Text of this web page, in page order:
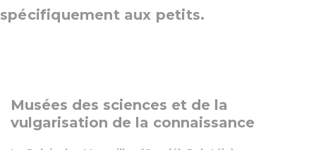
spécifiquement aux petits.
Musées des sciences et de la
vulgarisation de la connaissance